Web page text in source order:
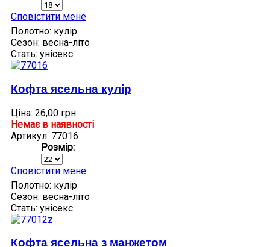
Сповістити мене
Полотно: кулір
Сезон: весна-літо
Стать: унісекс
Кофта ясельна кулір
Ціна: 26,00 грн
Немає в наявності
Артикул: 77016
Розмір:
Сповістити мене
Полотно: кулір
Сезон: весна-літо
Стать: унісекс
Кофта ясельна з манжетом